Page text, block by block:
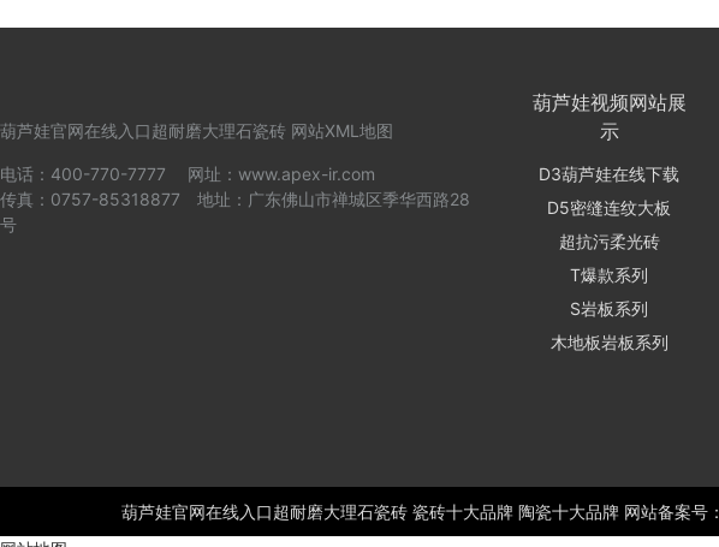
葫芦娃官网在线入口超耐磨大理石瓷砖 网站XML地图
电话：400-770-7777 网址：www.apex-ir.com
传真：0757-85318877 地址：广东佛山市禅城区季华西路28
号
葫芦娃视频网站展
示
D3葫芦娃在线下载
D5密缝连纹大板
超抗污柔光砖
T爆款系列
S岩板系列
木地板岩板系列
葫芦娃官网在线入口超耐磨大理石瓷砖 瓷砖十大品牌 陶瓷十大品牌网站备案号：